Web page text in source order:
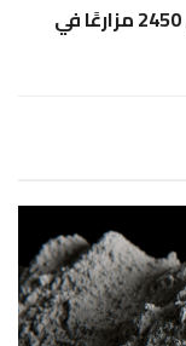
“الفاو” تسعى لتوصيل الأعلاف إلى 2450 مزارعًا في